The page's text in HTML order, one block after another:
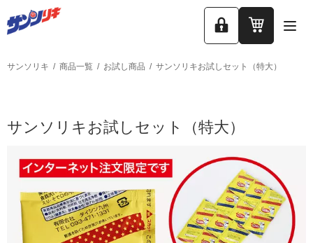
ロ
イ
カ
ト
サンソリキ 商品一覧 お試し商品 サンソリキお試しセット（特大）
サンソリキお試しセット（特大）